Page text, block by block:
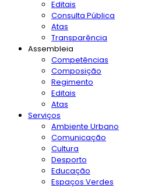
Editais
Consulta Pública
Atas
Transparência
Assembleia
Competências
Composição
Regimento
Editais
Atas
Serviços
Ambiente Urbano
Comunicação
Cultura
Desporto
Educação
Espaços Verdes